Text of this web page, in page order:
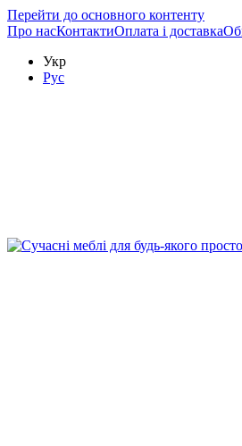
Перейти до основного контенту
Про насКонтактиОплата і доставка
Укр
Рус